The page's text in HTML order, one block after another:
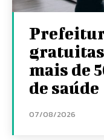
gratuitas
mais de
de saúde
07/08/2026